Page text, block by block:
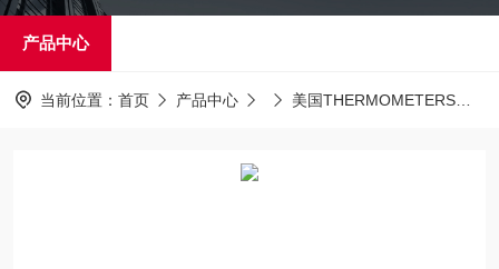
产品中心
当前位置： 首页 产品中心 美国THERMOMETERS测温纸